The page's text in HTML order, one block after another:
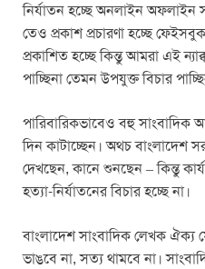
নির্যাতন হচ্ছে অনলাইন অফলাইন
তেও প্রকাশ প্রচারণা হচ্ছে
প্রকাশিত হচ্ছে কিন্তু আমরা এই
পাচ্ছিনা তেমন উপযুক্ত বিচার
পারিবারিকভাবেও বহু সাংবাদিক
দিন কাটাচ্ছেন। অথচ বাংলাদেশ
দেখছেন, কানে শুনছেন – কিন্তু
হত্যা-নির্যাতনের বিচার হচ্ছে না।
বাংলাদেশ সাংবাদিক লেখক ঐক্য
ভাঙবে না, সত্য থামবে না।